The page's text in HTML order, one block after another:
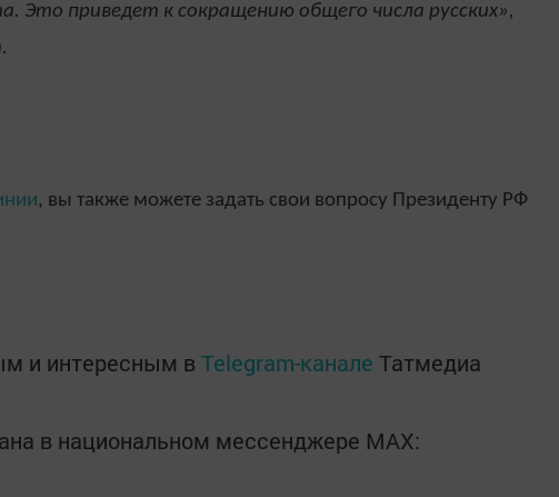
Это приведет к сокращению общего числа русских»,
, вы также можете задать свои вопросу Президенту РФ
и интересным в Telegram-канале Татмедиа
в национальном мессенджере MАХ: